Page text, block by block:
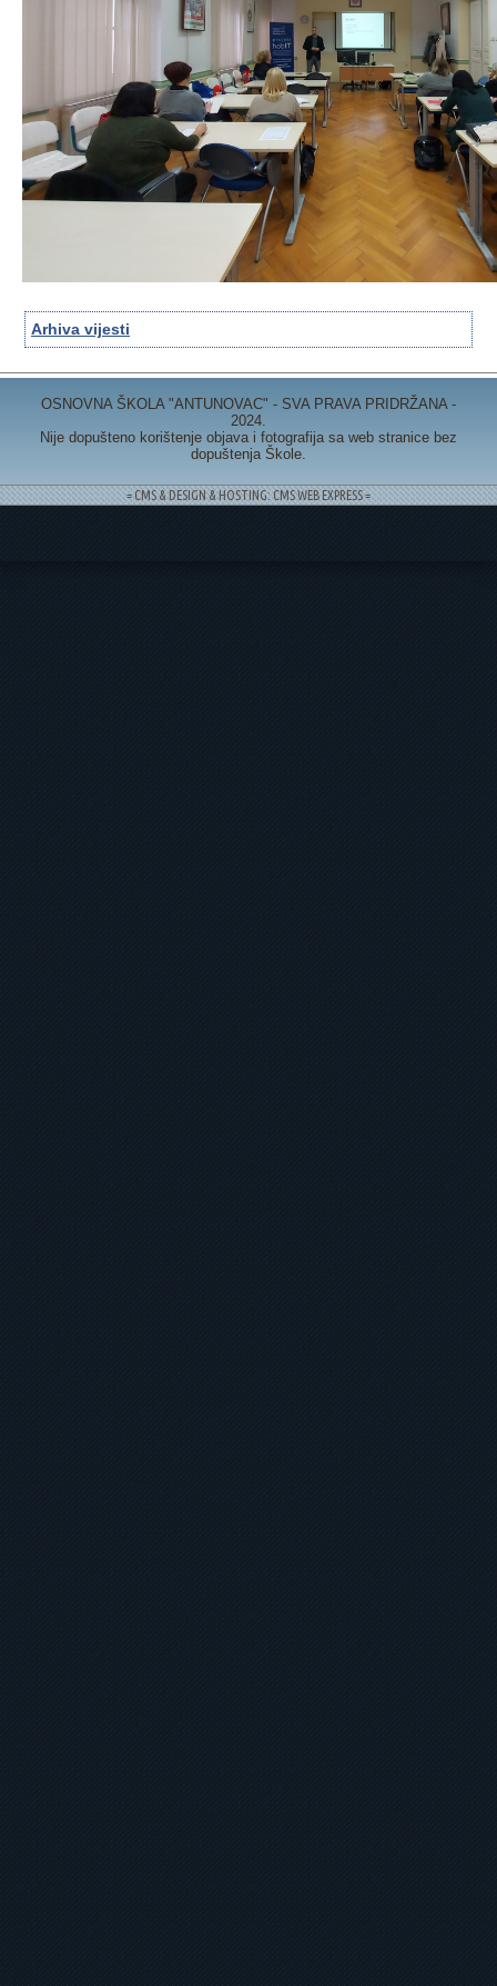
Arhiva vijesti
OSNOVNA ŠKOLA "ANTUNOVAC" - SVA PRAVA PRIDRŽANA -
2024.
Nije dopušteno korištenje objava i fotografija sa web stranice bez
dopuštenja Škole.
= CMS & DESIGN & HOSTING: CMS WEB EXPRESS =